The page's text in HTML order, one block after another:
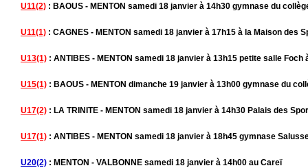
U11(2) : BAOUS - MENTON samedi 18 janvier à 14h30 gymnase du
U11(1) : CAGNES - MENTON samedi 18 janvier à 17h15 à la Maison des
U13(1) : ANTIBES - MENTON samedi 18 janvier à 13h15 petite salle Foch
U15(1) : BAOUS - MENTON dimanche 19 janvier à 13h00 gymnase du
U17(2) : LA TRINITE - MENTON samedi 18 janvier à 14h30 Palais des
U17(1) : ANTIBES - MENTON samedi 18 janvier à 18h45 gymnase
U20(2) : MENTON - VALBONNE samedi 18 janvier à 14h00 au Careï